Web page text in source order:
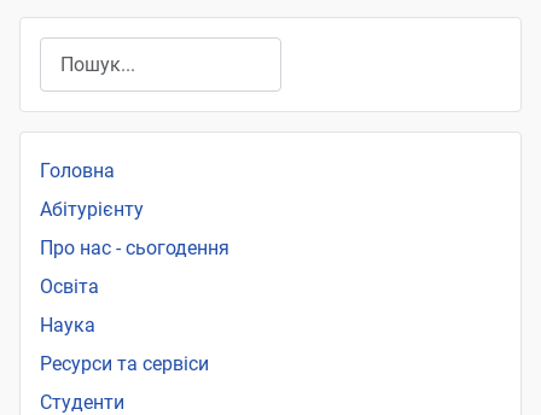
Головна
Абітурієнту
Про нас - сьогодення
Освіта
Наука
Ресурси та сервіси
Студенти